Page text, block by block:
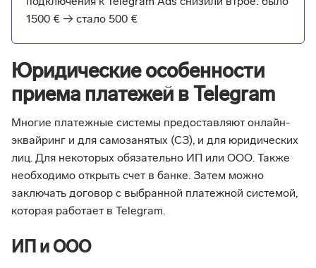
1500 € → стало 500 €
Юридические особенности
приема платежей в Telegram
Многие платежные системы предоставляют онлайн-
эквайринг и для самозанятых (СЗ), и для юридических
лиц. Для некоторых обязательно ИП или ООО. Также
необходимо открыть счет в банке. Затем можно
заключать договор с выбранной платежной системой,
которая работает в Telegram.
ИП и ООО